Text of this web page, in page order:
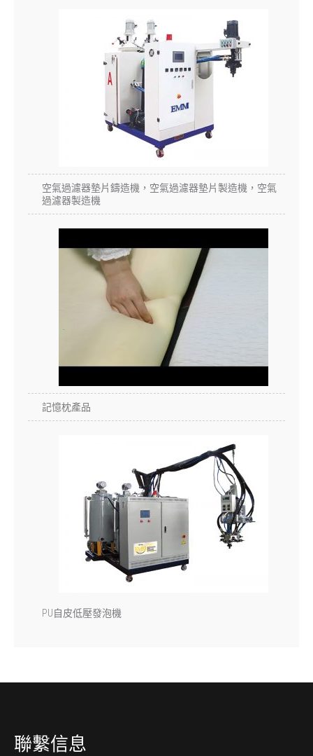
空氣過濾器墊片鑄造機，空氣過濾器墊片製造機，空氣
過濾器製造機
記憶枕產品
PU自皮低壓發泡機
聯繫信息